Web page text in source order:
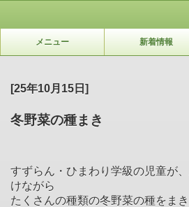
メニュー 新着情報
[25年10月15日]
冬野菜の種まき
すずらん・ひまわり学級の児童が
けながら
たくさんの種類の冬野菜の種をまき